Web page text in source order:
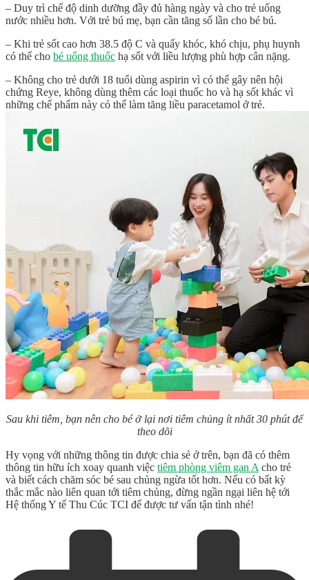
– Duy trì chế độ dinh dưỡng đầy đủ hàng ngày và cho trẻ uống
nước nhiều hơn. Với trẻ bú mẹ, bạn cần tăng số lần cho bé bú.
– Khi trẻ sốt cao hơn 38.5 độ C và quấy khóc, khó chịu, phụ huynh
có thể cho bé uống thuốc hạ sốt với liều lượng phù hợp cân nặng.
– Không cho trẻ dưới 18 tuổi dùng aspirin vì có thể gây nên hội
chứng Reye, không dùng thêm các loại thuốc ho và hạ sốt khác vì
những chế phẩm này có thể làm tăng liều paracetamol ở trẻ.
Sau khi tiêm, bạn nên cho bé ở lại nơi tiêm chủng ít nhất 30 phút để
theo dõi
Hy vọng với những thông tin được chia sẻ ở trên, bạn đã có thêm
thông tin hữu ích xoay quanh việc tiêm phòng viêm gan Acho trẻ
và biết cách chăm sóc bé sau chủng ngừa tốt hơn. Nếu có bất kỳ
thắc mắc nào liên quan tới tiêm chủng, đừng ngần ngại liên hệ tới
Hệ thống Y tế Thu Cúc TCI để được tư vấn tận tình nhé!